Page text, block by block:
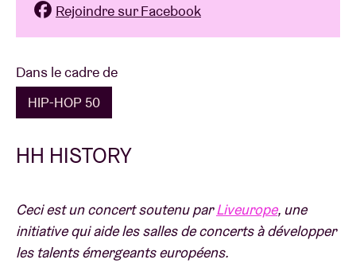
Dans le cadre de
HIP-HOP 50
HH HISTORY
Ceci est un concert soutenu parLiveurope, une
initiative qui aide les salles de concerts à développer
les talents émergeants européens.
Rejoindre sur Facebook